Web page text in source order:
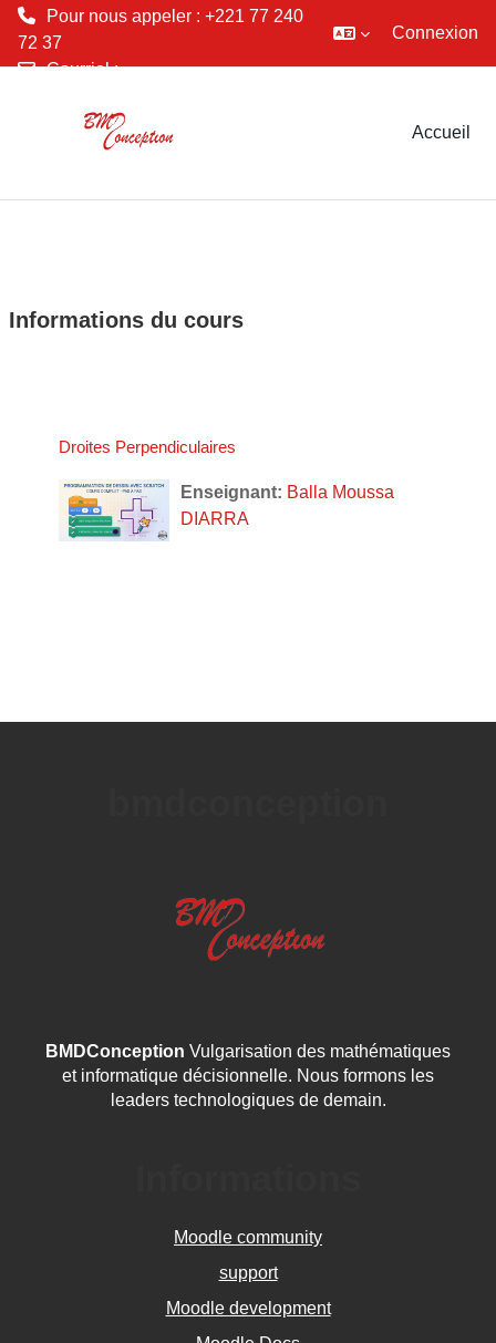
Pour nous appeler : +221 77 240
72 37
Courriel :
Connexion
Accueil
Informations du cours
Droites Perpendiculaires
Enseignant: Balla Moussa
DIARRA
BMDConception Vulgarisation des mathématiques
et informatique décisionnelle. Nous formons les
leaders technologiques de demain.
Moodle community
support
Moodle development